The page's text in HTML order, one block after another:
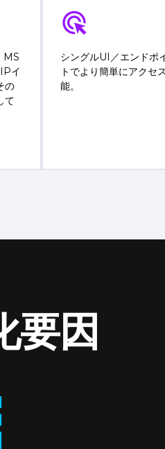
MS
イ
の
て
シングルUI／エンドポ
トでより簡単にアクセ
能。
要因